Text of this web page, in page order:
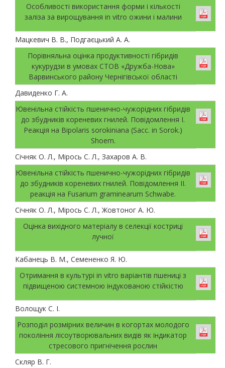
Особливості використання форми і кількості
заліза за вирощування in vitro ожини і малини
Мацкевич В. В., Подгаєцький А. А.
Порівняльна оцінка продуктивності гібридів
кукурудзи в умовах СТОВ «Дружба-Нова»
Варвинського району Чернігівської області
Давиденко Г. А.
Ювенільна стійкість пшенично-чужорідних гібридів
до збудників кореневих гнилей. Повідомлення І.
Реакція на Bipolaris sorokiniana (Sacc. in Sorok.)
Shoem.
Січняк О. Л., Мірось С. Л., Захаров А. В.
Ювенільна стійкість пшенично-чужорідних гібридів
до збудників кореневих гнилей. Повідомлення ІІ.
реакція на Fusarium graminearum Schwabe.
Січняк О. Л., Мірось С. Л., Жовтоног А. Ю.
Оцінка вихідного матеріалу в селекції костриці
лучної
Кабанець В. М., Семененко Я. Ю.
Отримання в культурі in vitro варіантів пшениці з
підвищеною системною індукованою стійкістю
Волощук С. І.
Розподіл розмірних величин в когортах молодого
покоління лісоутворювальних видів як індикатор
стресового пригнічення рослин
Скляр В. Г.